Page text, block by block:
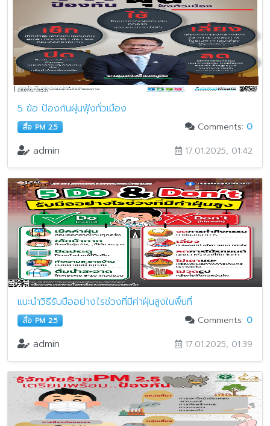
5 ข้อ ป้องกันฝุ่นฟุ้งทั่วเมือง
สื่อ PM 2.5 Comments: 0
admin 17.01.2025, 01:42
แนะนำวิธีรับมืออย่างไรช่วงที่มีค่าฝุ่นสูงในพื้นที่
สื่อ PM 2.5 Comments: 0
admin 17.01.2025, 01:39